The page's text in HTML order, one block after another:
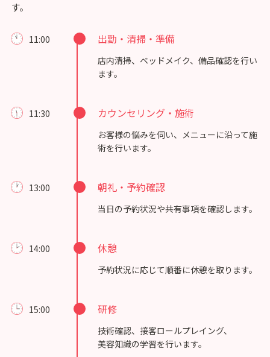
す。
11:00 出勤・清掃・準備
店内清掃、ベッドメイク、備品確認を行い
ます。
11:30 カウンセリング・施術
お客様の悩みを伺い、メニューに沿って施
術を行います。
13:00 朝礼・予約確認
当日の予約状況や共有事項を確認します。
14:00 休憩
予約状況に応じて順番に休憩を取ります。
15:00 研修
技術確認、接客ロールプレイング、
美容知識の学習を行います。